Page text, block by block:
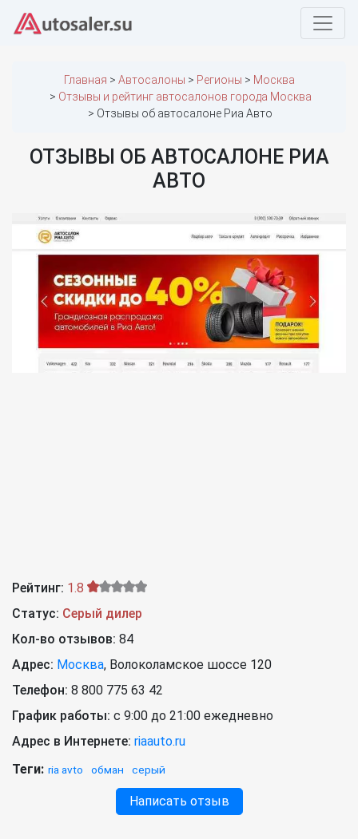
Главная Автосалоны Регионы
Москва
Отзывы и рейтинг автосалонов города Москва
Отзывы об автосалоне Риа Авто
ОТЗЫВЫ ОБ АВТОСАЛОНЕ РИА
АВТО
Рейтинг: 1.8
Статус: Серый дилер
Кол-во отзывов: 84
Адрес: Москва, Волоколамское шоссе 120
Телефон: 8 800 775 63 42
График работы: с 9:00 до 21:00 ежедневно
Адрес в Интернете: riaauto.ru
Теги: ria avto обман серый
Написать отзыв